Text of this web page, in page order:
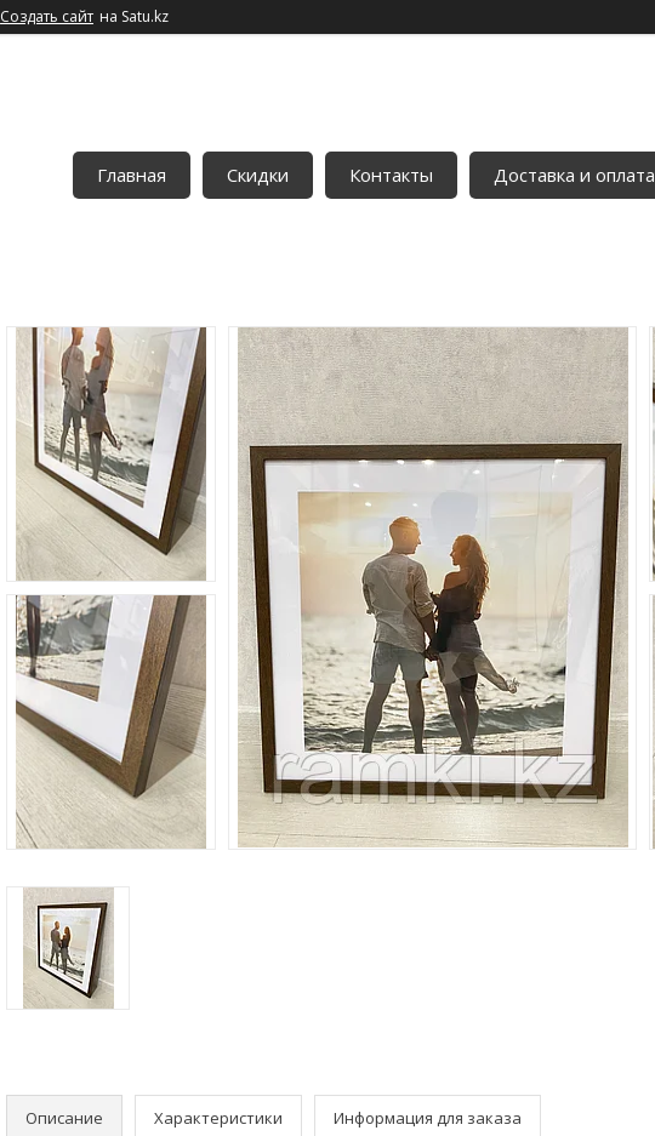
Создать сайт на Satu.kz
Главная Скидки Контакты Доставка и оплата
Описание Характеристики Информация для заказа